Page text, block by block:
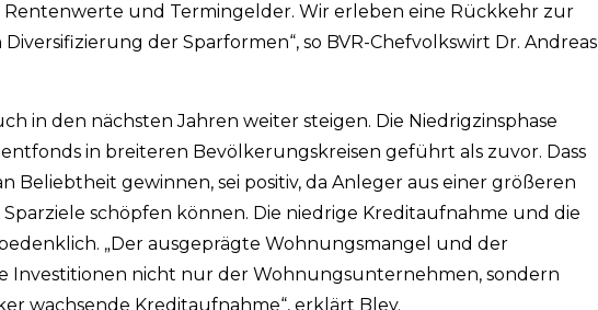
und Termingelder. Wir erleben eine Rückkehr zur
der Sparformen“, so BVR-Chefvolkswirt Dr. Andreas
in den nächsten Jahren weiter steigen. Die Niedrigzinsphase
in breiteren Bevölkerungskreisen geführt als zuvor. Dass
gewinnen, sei positiv, da Anleger aus einer größeren
schöpfen können. Die niedrige Kreditaufnahme und die
„Der ausgeprägte Wohnungsmangel und der
nicht nur der Wohnungsunternehmen, sondern
wachsende Kreditaufnahme“, erklärt Bley.